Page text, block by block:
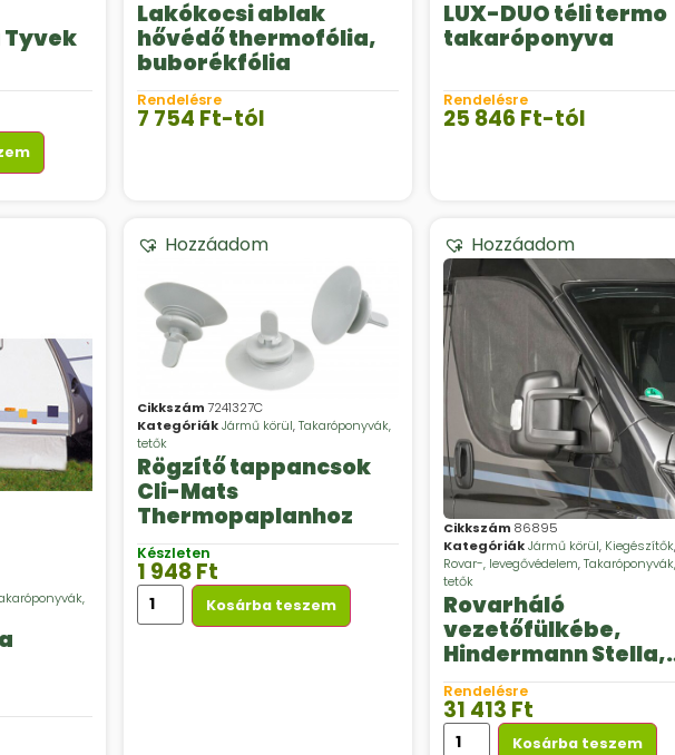
Lakókocsi ablak
hővédő thermofólia,
buborékfólia
Rendelésre
7 754 Ft-tól
LUX-DUO téli termo
takaróponyva
Rendelésre
25 846 Ft-tól
Hozzáadom
Cikkszám7241327C
KategóriákJármű körül,Takaróponyvák,
tetők
Rögzítő tappancsok
Cli-Mats
Thermopaplanhoz
Készleten
1 948Ft
Kosárba teszem
Hozzáadom
Cikkszám 86895
Kategóriák Jármű körül, Kiegészítők,
Rovar-, levegővédelem,Takaróponyvák,
tetők
Rovarháló
vezetőfülkébe,
Hindermann Stella,
Fiat Ducato-hoz,
2014/05-ös
modellévtől
Rendelésre
31 413 Ft
Kosárba teszem